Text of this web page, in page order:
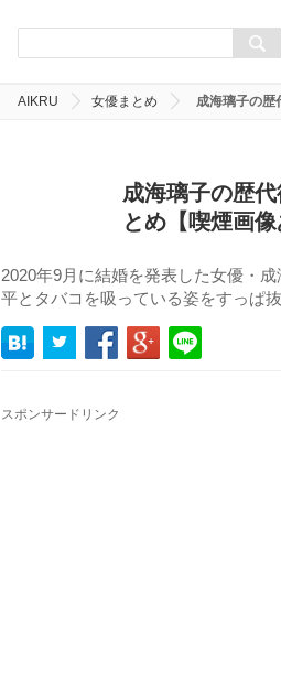
AIKRU 女優まとめ 成海璃子の歴
成海璃子の歴
とめ【喫煙画像
2020年9月に結婚を発表した女優・
平とタバコを吸っている姿をすっぱ
スポンサードリンク